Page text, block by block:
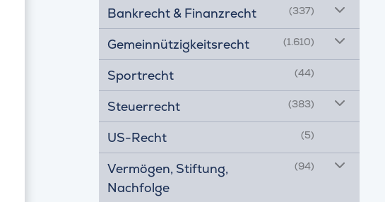
Bankrecht & Finanzrecht (337)
Gemeinnützigkeitsrecht (1.610)
Sportrecht (44)
Steuerrecht (383)
US-Recht (5)
Vermögen, Stiftung,
Nachfolge
(94)